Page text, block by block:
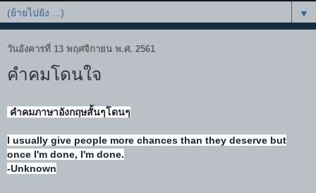
▼
วันอังคารที่ 13 พฤศจิกายน พ.ศ. 2561
คำคมโดนใจ
คำคมภาษาอังกฤษสั้นๆโดนๆ
I usually give people more chances than they deserve but
once I'm done, I'm done.
-Unknown